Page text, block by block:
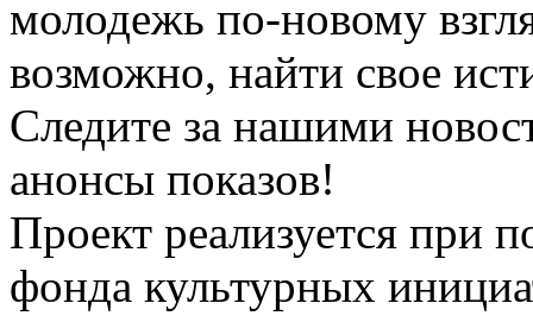
молодежь по-новому
возможно, найти свое
Следите за нашими
анонсы показов!
Проект реализуется при
фонда культурных